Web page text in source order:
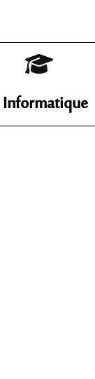
Informatique